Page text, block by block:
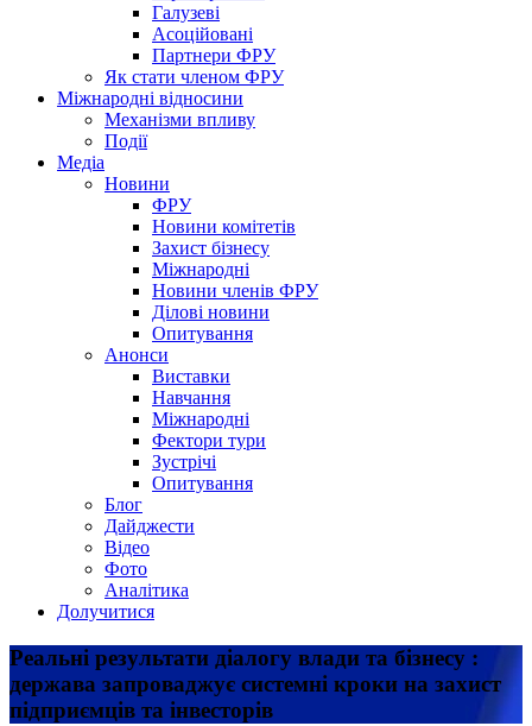
Галузеві
Асоційовані
Партнери ФРУ
Як стати членом ФРУ
Міжнародні відносини
Механізми впливу
Події
Медіа
Новини
ФРУ
Новини комітетів
Захист бізнесу
Міжнародні
Новини членів ФРУ
Ділові новини
Опитування
Анонси
Виставки
Навчання
Міжнародні
Фектори тури
Зустрічі
Опитування
Блог
Дайджести
Відео
Фото
Аналітика
Долучитися
Реальні результати діалогу влади та бізнесу :
держава запроваджує системні кроки на захист
підприємців та інвесторів